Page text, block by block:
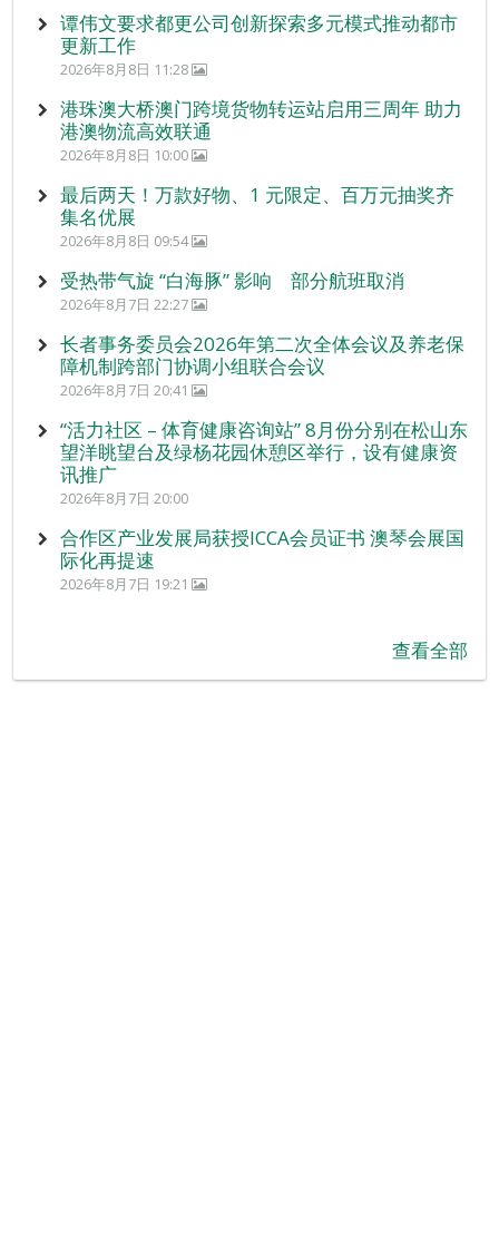
谭伟文要求都更公司创新探索多元模式推动都市
更新工作
2026年8月8日 11:28
港珠澳大桥澳门跨境货物转运站启用三周年 助力
港澳物流高效联通
2026年8月8日 10:00
最后两天！万款好物、1 元限定、百万元抽奖齐
集名优展
2026年8月8日 09:54
受热带气旋 “白海豚” 影响 部分航班取消
2026年8月7日 22:27
长者事务委员会2026年第二次全体会议及养老保
障机制跨部门协调小组联合会议
2026年8月7日 20:41
“活力社区 – 体育健康咨询站” 8月份分别在松山东
望洋眺望台及绿杨花园休憩区举行，设有健康资
讯推广
2026年8月7日 20:00
合作区产业发展局获授ICCA会员证书 澳琴会展国
际化再提速
2026年8月7日 19:21
查看全部